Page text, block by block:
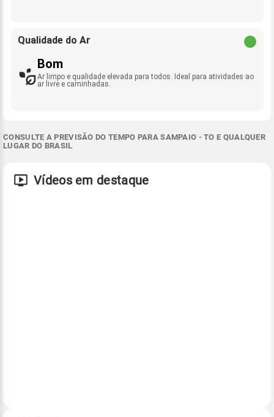
Qualidade do Ar
Bom
Ar limpo e qualidade elevada para todos. Ideal para atividades ao
ar livre e caminhadas.
CONSULTE A PREVISÃO DO TEMPO PARA SAMPAIO - TO E QUALQUER
LUGAR DO BRASIL
Vídeos em destaque